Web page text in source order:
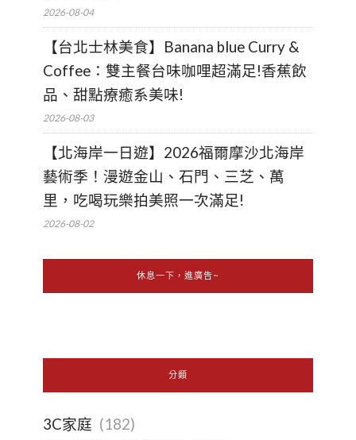
2026-08-04
【台北士林美食】Banana blue Curry &
Coffee：雙主餐台味咖哩超滿足!香蕉飲
品、甜點療癒系美味!
2026-08-03
【北海岸一日遊】2026福爾摩沙北海岸
藝術季！漫遊金山、石門、三芝、萬
里，吃喝玩樂拍美照一次滿足!
2026-08-02
休息一下，進廣告~
分類
3C家庭 (182)